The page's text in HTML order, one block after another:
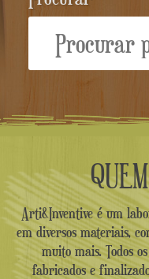
Arti&Inventive é um
em diversos materiais,
muito mais. Todos
fabricados e